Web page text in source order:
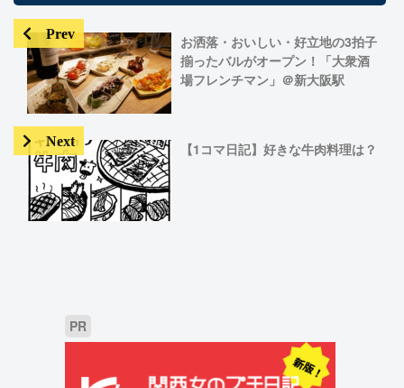
お洒落・おいしい・好立地の3拍子
揃ったバルがオープン！「大衆酒
場フレンチマン」＠新大阪駅
【1コマ日記】好きな牛肉料理は？
PR